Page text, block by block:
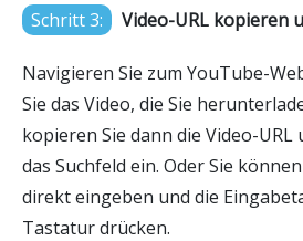
Schritt 3: Video-URL kopieren
Navigieren Sie zum YouTube-
Sie das Video, die Sie
kopieren Sie dann die Video-URL
das Suchfeld ein. Oder Sie
direkt eingeben und die
Tastatur drücken.